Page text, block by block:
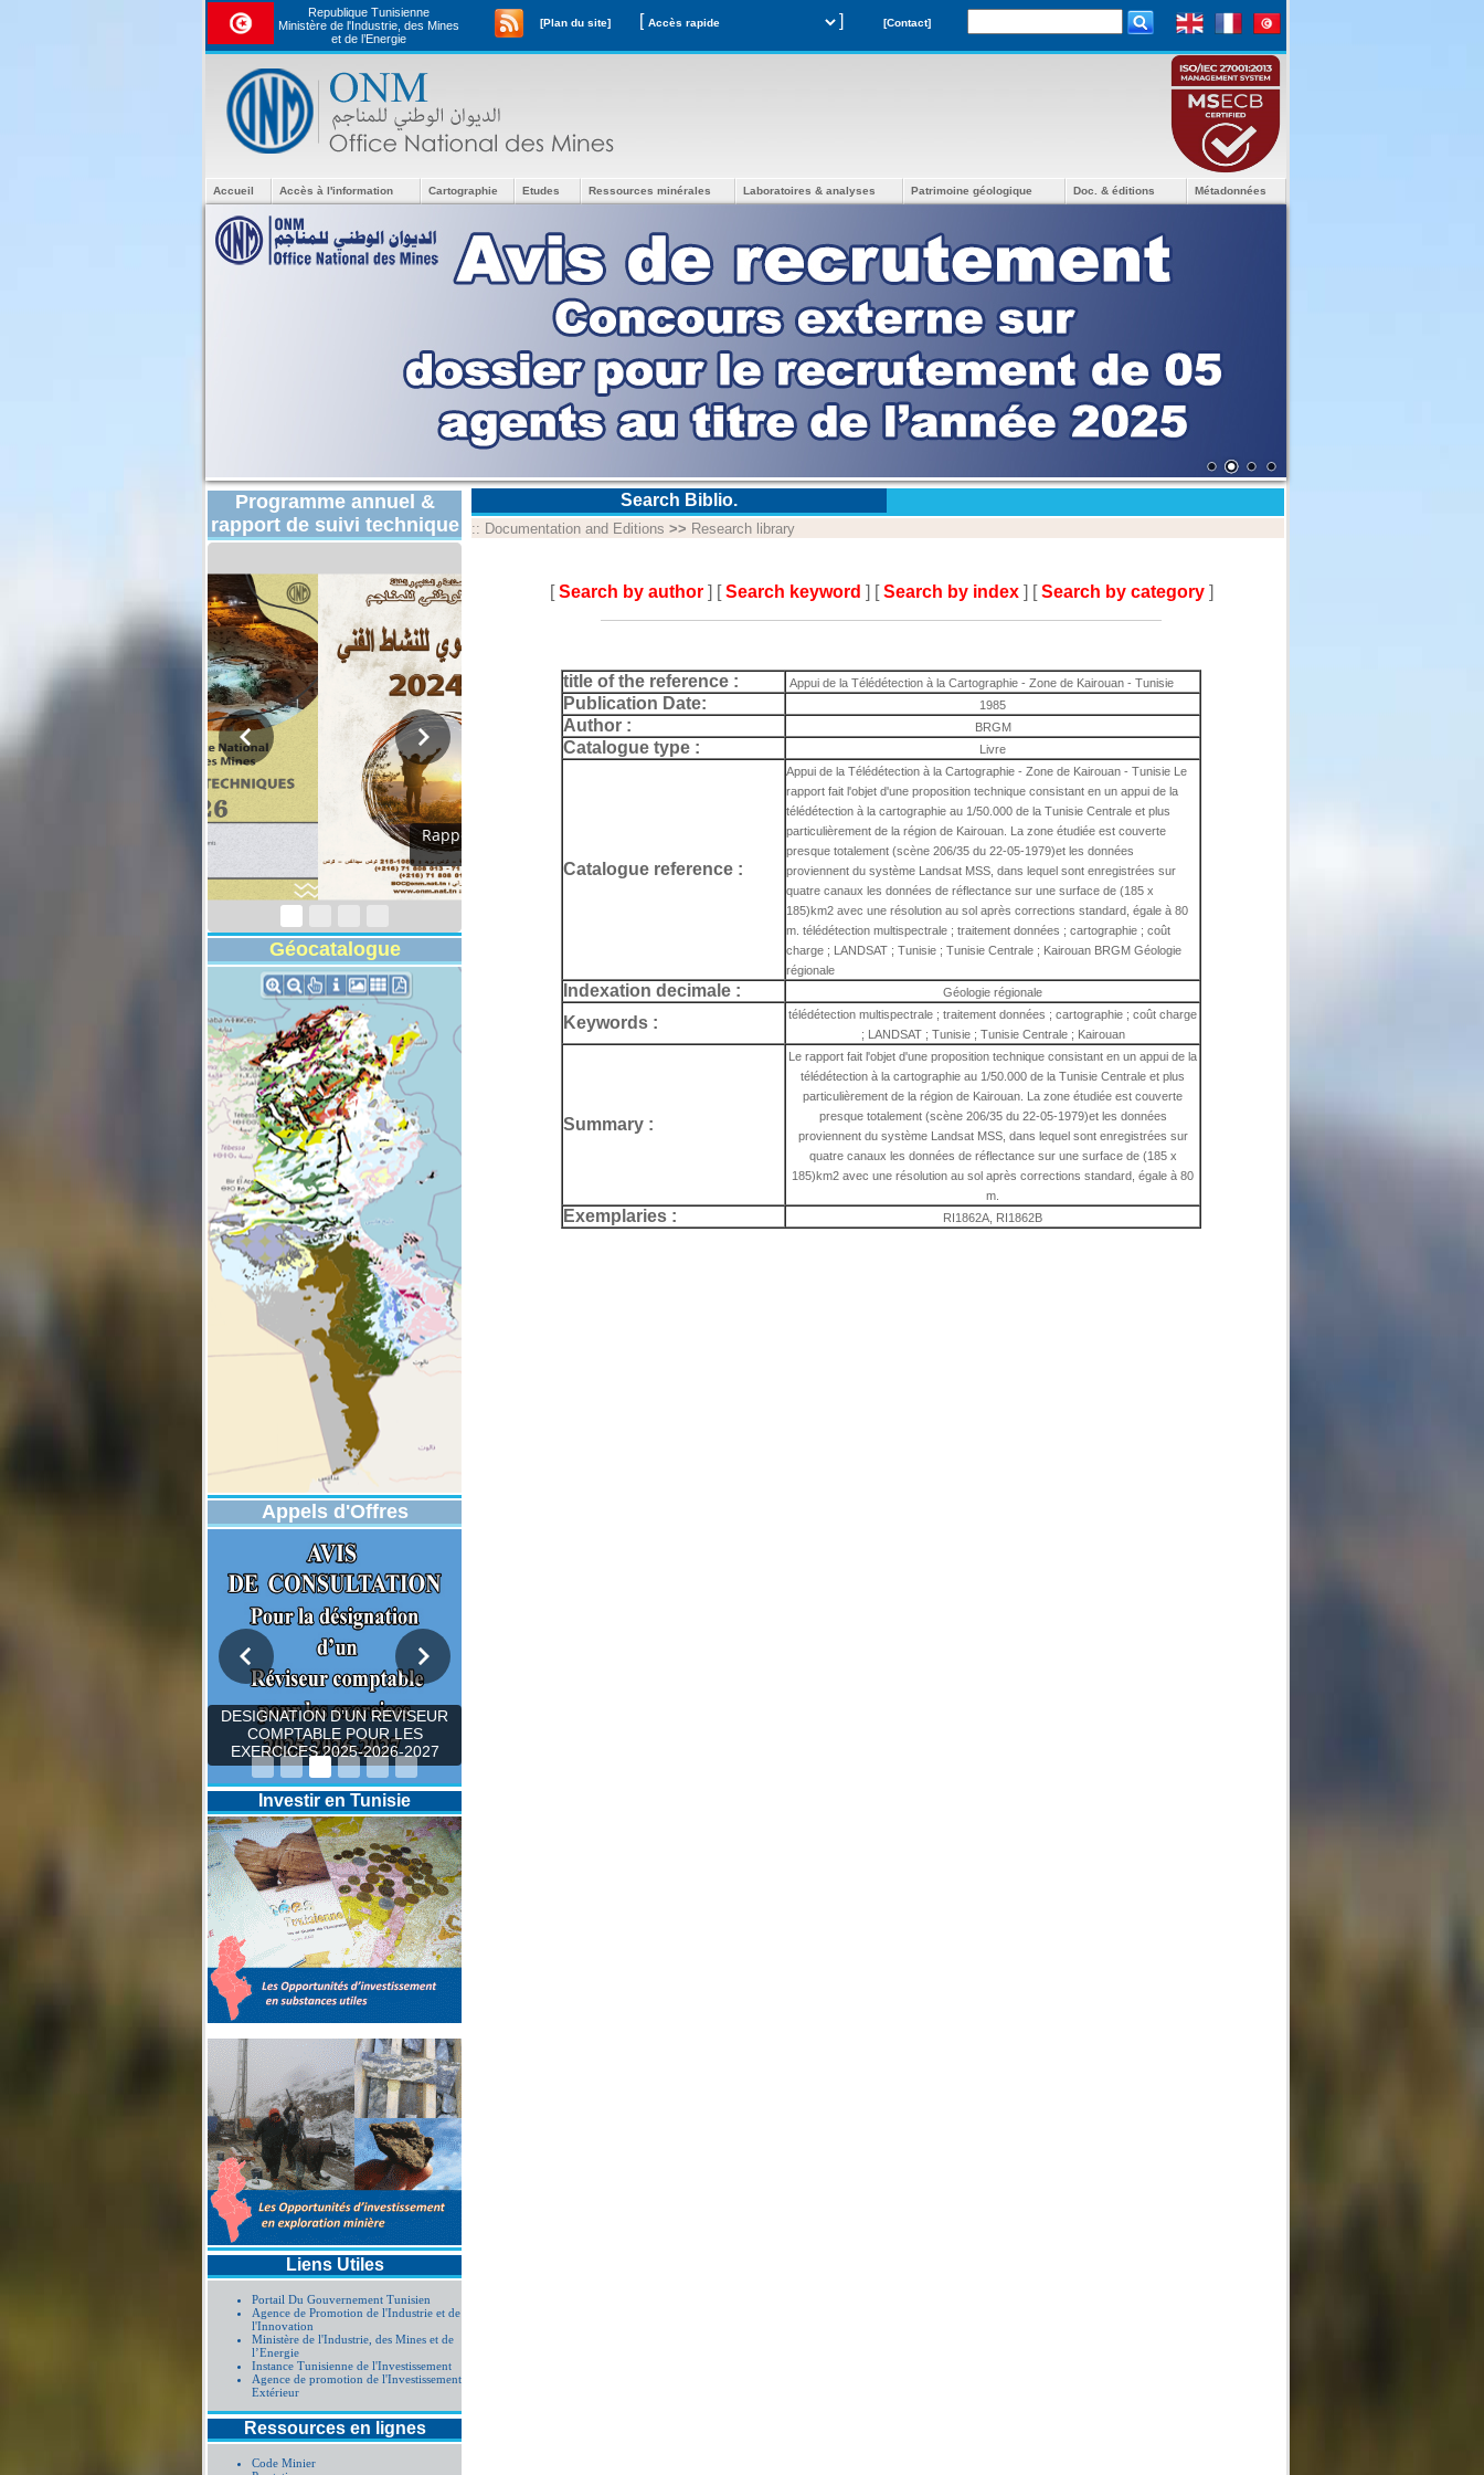
Republique Tunisienne
Ministère de l'Industrie, des Mines
et de l’Energie
[Plan du site] [ ] [Contact]
Accueil Accès à l'information Cartographie Etudes Ressources minérales Laboratoires & analyses Patrimoine géologique Doc. & éditions Métadonnées
Programme annuel &
rapport de suivi technique
Programmes
Techniques 2026
Géocatalogue
Appels d'Offres
DESIGNATION D’UN REVISEUR
COMPTABLE POUR LES
EXERCICES 2025-2026-2027
Investir en Tunisie
Liens Utiles
Portail Du Gouvernement Tunisien
Agence de Promotion de l'Industrie et de
l'Innovation
Ministère de l'Industrie, des Mines et de
l’Energie
Instance Tunisienne de l'Investissement
Agence de promotion de l'Investissement
Extérieur
Ressources en lignes
Code Minier
Search Biblio.
:: Documentation and Editions >> Research library
[Search by author ] [Search keyword ] [Search by index ] [Search by category ]
title of the reference : Appui de la Télédétection à la Cartographie - Zone de Kairouan - Tunisie
Publication Date: 1985
Author : BRGM
Catalogue type : Livre
Catalogue reference :
Appui de la Télédétection à la Cartographie - Zone de Kairouan - Tunisie Le
rapport fait l'objet d'une proposition technique consistant en un appui de la
télédétection à la cartographie au 1/50.000 de la Tunisie Centrale et plus
particulièrement de la région de Kairouan. La zone étudiée est couverte
presque totalement (scène 206/35 du 22-05-1979)et les données
proviennent du système Landsat MSS, dans lequel sont enregistrées sur
quatre canaux les données de réflectance sur une surface de (185 x
185)km2 avec une résolution au sol après corrections standard, égale à 80
m. télédétection multispectrale ; traitement données ; cartographie ; coût
charge ; LANDSAT ; Tunisie ; Tunisie Centrale ; Kairouan BRGM Géologie
régionale
Indexation decimale : Géologie régionale
Keywords :
télédétection multispectrale ; traitement données ; cartographie ; coût charge
; LANDSAT ; Tunisie ; Tunisie Centrale ; Kairouan
Summary :
Le rapport fait l'objet d'une proposition technique consistant en un appui de la
télédétection à la cartographie au 1/50.000 de la Tunisie Centrale et plus
particulièrement de la région de Kairouan. La zone étudiée est couverte
presque totalement (scène 206/35 du 22-05-1979)et les données
proviennent du système Landsat MSS, dans lequel sont enregistrées sur
quatre canaux les données de réflectance sur une surface de (185 x
185)km2 avec une résolution au sol après corrections standard, égale à 80
m.
Exemplaries : RI1862A, RI1862B